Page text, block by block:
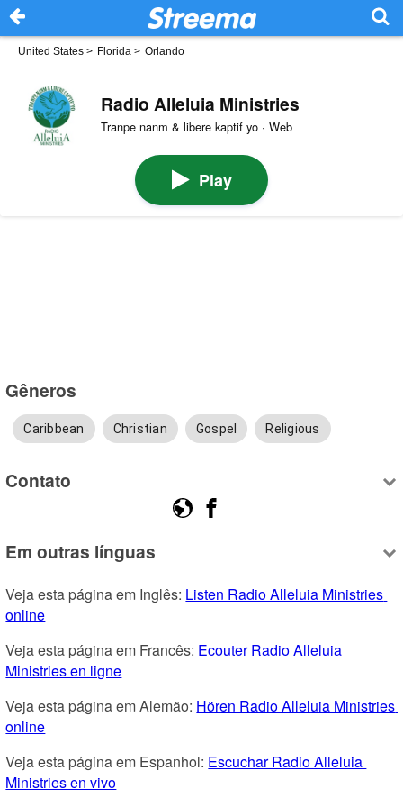
United States > Florida > Orlando
Radio Alleluia Ministries
Tranpe nanm & libere kaptif yo · Web
Play
Gêneros
Caribbean Christian Gospel Religious
Contato
Em outras línguas
Veja esta página em Inglês: Listen Radio Alleluia Ministries
online
Veja esta página em Francês: Ecouter Radio Alleluia
Ministries en ligne
Veja esta página em Alemão: Hören Radio Alleluia Ministries
online
Veja esta página em Espanhol: Escuchar Radio Alleluia
Ministries en vivo